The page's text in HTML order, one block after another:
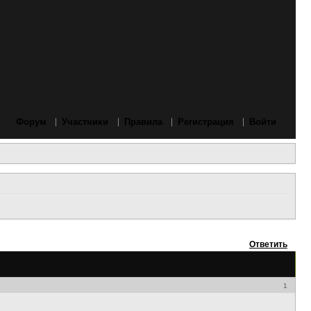
Форум Участники Правила Регистрация Войти
Ответить
1